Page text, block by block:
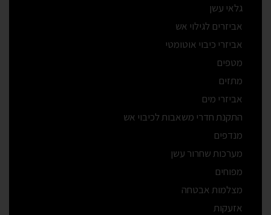
גלאי עשן
אביזרים לגילוי אש
אביזרי כיבוי אוטומטי
מטפים
מתזים
אביזרי מים
התקנת חדרי משאבות לכיבוי אש
מנדפים
מערכות שחרור עשן
מפוחים
מצלמות אבטחה
אזעקות